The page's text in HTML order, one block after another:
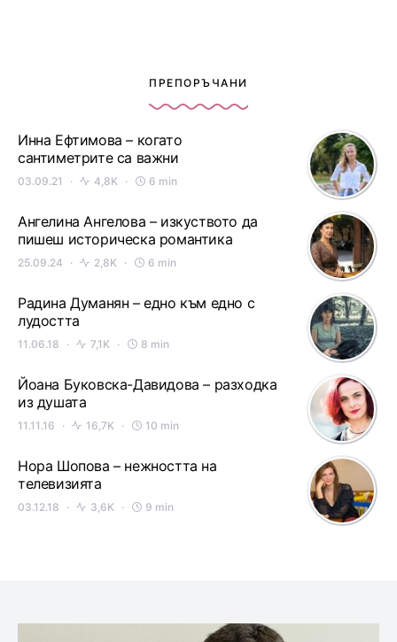
ПРЕПОРЪЧАНИ
Инна Ефтимова – когато
сантиметрите са важни
03.09.21 4,8K 6 min
Ангелина Ангелова – изкуството да
пишеш историческа романтика
25.09.24 2,8K 6 min
Радина Думанян – едно към едно с
лудостта
11.06.18 7,1K 8 min
Йоана Буковска-Давидова – разходка
из душата
11.11.16 16,7K 10 min
Нора Шопова – нежността на
телевизията
03.12.18 3,6K 9 min